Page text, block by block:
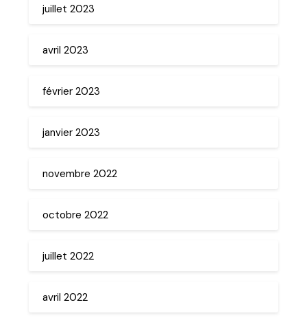
juillet 2023
avril 2023
février 2023
janvier 2023
novembre 2022
octobre 2022
juillet 2022
avril 2022